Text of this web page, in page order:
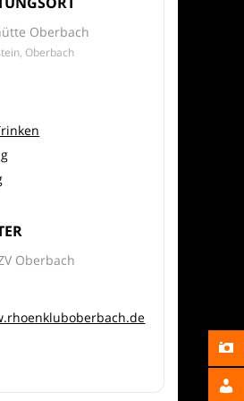
Oberbach
Oberbach
Oberbach